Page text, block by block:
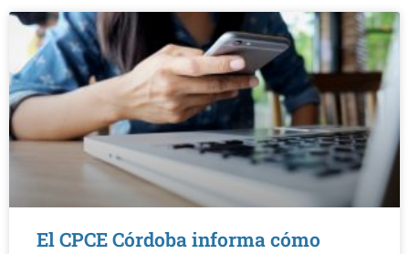
El CPCE Córdoba informa cómo